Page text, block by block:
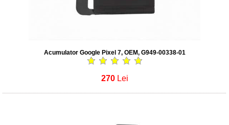
Acumulator Google Pixel 7, OEM, G949-00338-01
270 Lei